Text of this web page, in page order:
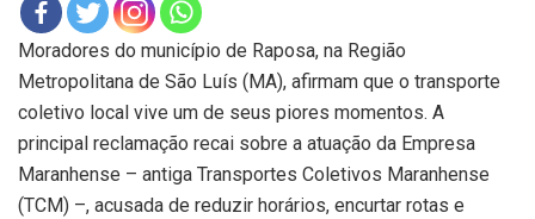
Moradores do município de Raposa, na Região
Metropolitana de São Luís (MA), afirmam que o transporte
coletivo local vive um de seus piores momentos. A
principal reclamação recai sobre a atuação da Empresa
Maranhense – antiga Transportes Coletivos Maranhense
(TCM) –, acusada de reduzir horários, encurtar rotas e